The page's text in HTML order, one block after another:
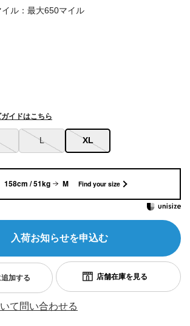
ル：最大650マイル
L XL
イドはこちら
加する
入荷お知らせを申込む
て問い合わせる
158cm / 51kg M Find your size